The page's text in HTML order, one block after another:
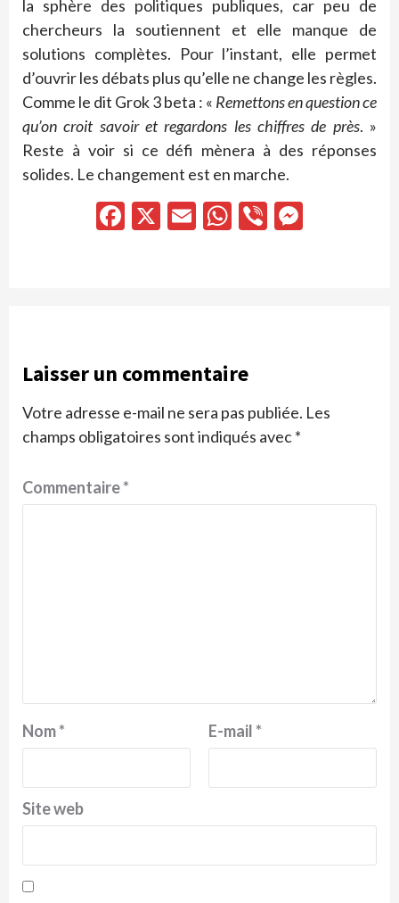
la sphère des politiques publiques, car peu de
chercheurs la soutiennent et elle manque de
solutions complètes. Pour l’instant, elle permet
d’ouvrir les débats plus qu’elle ne change les règles.
Comme le dit Grok 3 beta : « Remettons en question ce
qu’on croit savoir et regardons les chiffres de près. »
Reste à voir si ce défi mènera à des réponses
solides. Le changement est en marche.
Facebook
X EmailWhatsApp
Viber
Laisser un commentaire
Votre adresse e-mail ne sera pas publiée. Les
champs obligatoires sont indiqués avec*
Commentaire*
Nom* E-mail*
Site web